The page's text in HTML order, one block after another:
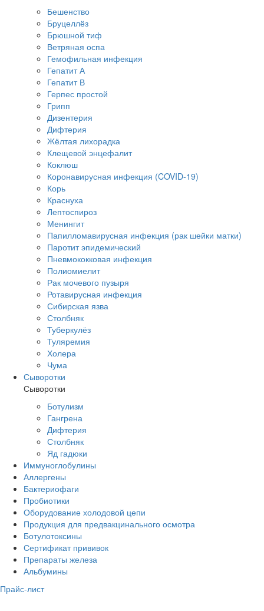
Бешенство
Бруцеллёз
Брюшной тиф
Ветряная оспа
Гемофильная инфекция
Гепатит А
Гепатит В
Герпес простой
Грипп
Дизентерия
Дифтерия
Жёлтая лихорадка
Клещевой энцефалит
Коклюш
Коронавирусная инфекция (COVID-19)
Корь
Краснуха
Лептоспироз
Менингит
Папилломавирусная инфекция (рак шейки матки)
Паротит эпидемический
Пневмококковая инфекция
Полиомиелит
Рак мочевого пузыря
Ротавирусная инфекция
Сибирская язва
Столбняк
Туберкулёз
Туляремия
Холера
Чума
Сыворотки
Сыворотки
Ботулизм
Гангрена
Дифтерия
Столбняк
Яд гадюки
Иммуноглобулины
Аллергены
Бактериофаги
Пробиотики
Оборудование холодовой цепи
Продукция для предвакцинального осмотра
Ботулотоксины
Сертификат прививок
Препараты железа
Альбумины
Прайс-лист